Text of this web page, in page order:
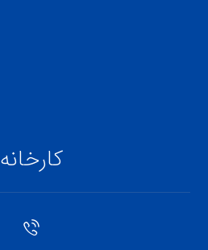
کارخانه